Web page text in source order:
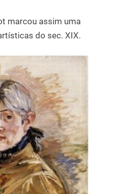
marcou assim uma
do sec. XIX.